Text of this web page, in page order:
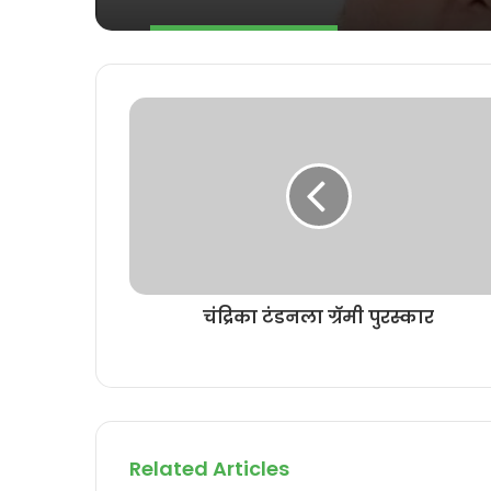
चंद्रिका टंडनला ग्रॅमी पुरस्कार
Related Articles